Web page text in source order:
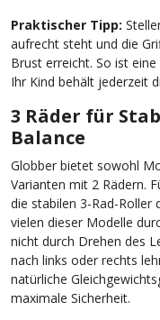
Praktischer Tipp:
aufrecht steht und die
Brust erreicht. So ist
Ihr Kind behält jederzeit
3 Räder für
Balance
Globber bietet sowohl
Varianten mit 2 Rädern.
die stabilen 3-Rad-Roller
vielen dieser Modelle
nicht durch Drehen des
nach links oder rechts
natürliche
maximale Sicherheit.